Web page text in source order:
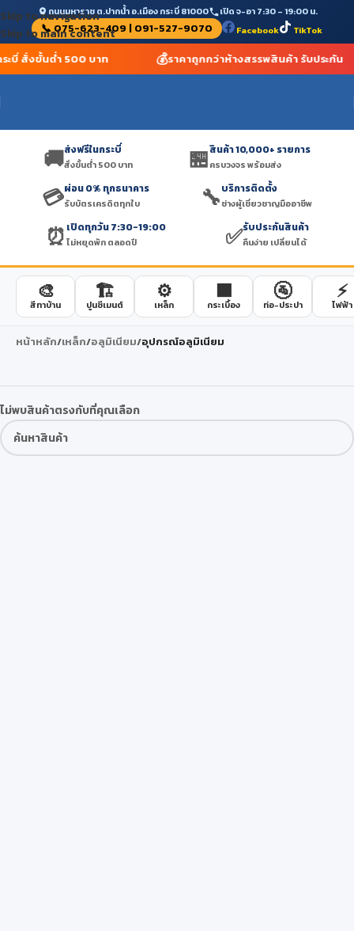
Skip to navigation
Skip to main content
ถนนมหาราช ต.ปากน้ำ อ.เมือง กระบี่ 81000 เปิด จ-อา 7:30 – 19:00 น.
📞 075-623-409 | 091-527-9070 Facebook TikTok
ะบี่ สั่งขั้นต่ำ 500 บาท 💰ราคาถูกกว่าห้างสรรพสินค้า รับประกัน
🚚ส่งฟรีในกระบี่
สั่งขั้นต่ำ 500 บาท 🏪สินค้า 10,000+ รายการ
ครบวงจร พร้อมส่ง
💳ผ่อน 0% ทุกธนาคาร
รับบัตรเครดิตทุกใบ 🔧บริการติดตั้ง
ช่างผู้เชี่ยวชาญมืออาชีพ
⏰ เปิดทุกวัน 7:30-19:00
ไม่หยุดพัก ตลอดปี ✅รับประกันสินค้า
คืนง่าย เปลี่ยนได้
🎨
สีทาบ้าน
🏗️
ปูนซีเมนต์
⚙️
เหล็ก
🟫
กระเบื้อง
🚰
ท่อ-ประปา
⚡
ไฟฟ้า
หน้าหลัก/เหล็ก/อลูมิเนียม/อุปกรณ์อลูมิเนียม
ไม่พบสินค้าตรงกับที่คุณเลือก